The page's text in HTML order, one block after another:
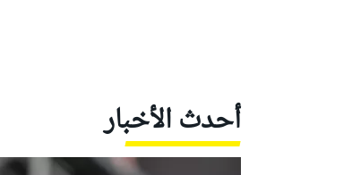
أحدث الأخبار